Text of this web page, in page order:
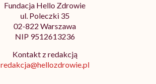
Fundacja Hello Zdrowie
ul. Poleczki 35
02-822 Warszawa
NIP 9512613236
Kontakt z redakcją
redakcja@hellozdrowie.pl